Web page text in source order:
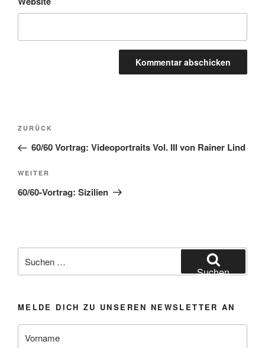
Beitragsnavigation
Vorheriger
Beitrag
ZURÜCK
60/60 Vortrag: Videoportraits Vol. III von Rainer Lind
Nächster
Beitrag
WEITER
60/60-Vortrag: Sizilien
nach:
Suchen
MELDE DICH ZU UNSEREN NEWSLETTER AN